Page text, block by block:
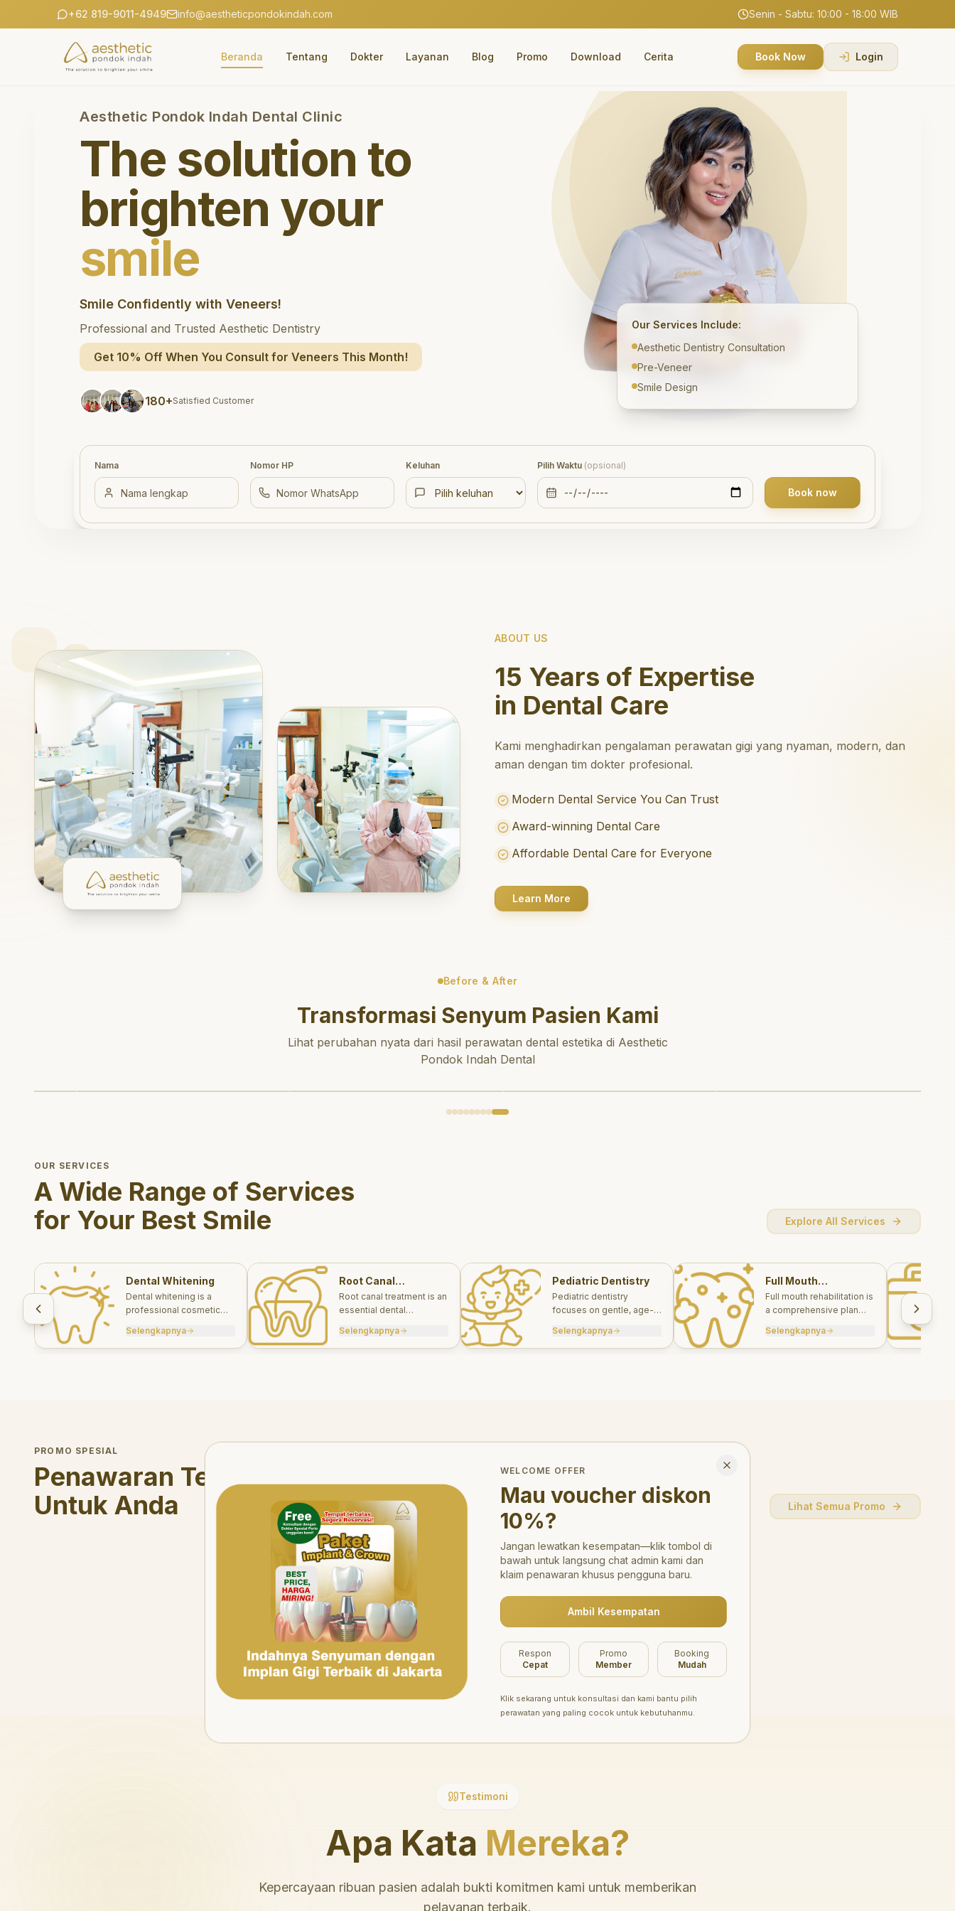
+62 819-9011-4949 info@aestheticpondokindah.com Senin - Sabtu: 10:00 - 18:00 WIB
Beranda Tentang Dokter Layanan Blog Promo Download Cerita Book Now Login
Aesthetic Pondok Indah Dental Clinic
The solution to
brighten your
smile
Smile Confidently with Veneers!
Professional and Trusted Aesthetic Dentistry
Get 10% Off When You Consult for Veneers This Month!
180+Satisfied Customer
Our Services Include:
Aesthetic Dentistry Consultation
Pre-Veneer
Smile Design
Nama Nomor HP Keluhan Pilih Waktu (opsional)
Book now
ABOUT US
15 Years of Expertise
in Dental Care
Kami menghadirkan pengalaman perawatan gigi yang nyaman, modern, dan
aman dengan tim dokter profesional.
Modern Dental Service You Can Trust
Award-winning Dental Care
Affordable Dental Care for Everyone
Learn More
Before & After
Transformasi Senyum Pasien Kami
Lihat perubahan nyata dari hasil perawatan dental estetika di Aesthetic
Pondok Indah Dental
OUR SERVICES
A Wide Range of Services
for Your Best Smile
Explore All Services
Dental Whitening
Dental whitening is a
professional cosmetic
brighten your smile safely
and effectively.
Selengkapnya
Root Canal
Treatments
Root canal treatment is an
essential dental
save a tooth that has
been severely damaged
Selengkapnya
Pediatric Dentistry
Pediatric dentistry
focuses on gentle, age-
for infants, children, and
teens.
Selengkapnya
Full Mouth
Rehabilitations
Full mouth rehabilitation is
a comprehensive plan
aesthetic treatments to
rebuild function, comfort,
Selengkapnya
PROMO SPESIAL
Penawaran Terbatas
Untuk Anda
Lihat Semua Promo
Belum ada promo tersedia saat ini.
Testimoni
Apa Kata Mereka?
Kepercayaan ribuan pasien adalah bukti komitmen kami untuk memberikan
pelayanan terbaik.
Welcome Offer
WELCOME OFFER
Mau voucher diskon
10%?
Jangan lewatkan kesempatan—klik tombol di
bawah untuk langsung chat admin kami dan
klaim penawaran khusus pengguna baru.
Ambil Kesempatan
Respon
Cepat
Promo
Member
Booking
Mudah
Klik sekarang untuk konsultasi dan kami bantu pilih
perawatan yang paling cocok untuk kebutuhanmu.
Close